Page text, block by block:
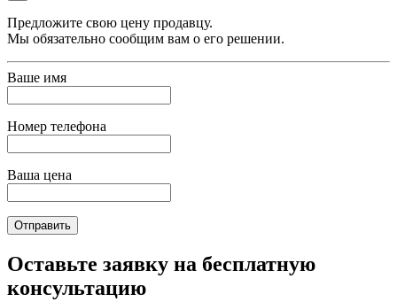
Предложите свою цену продавцу.
Мы обязательно сообщим вам о его решении.
Ваше имя
Номер телефона
Ваша цена
Отправить
Оставьте заявку на бесплатную
консультацию